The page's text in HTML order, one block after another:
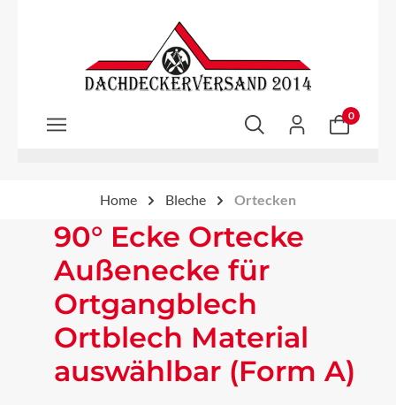
Zum Hauptinhalt springen
0
Home Bleche Ortecken
90° Ecke Ortecke
Außenecke für
Ortgangblech
Ortblech Material
auswählbar (Form A)